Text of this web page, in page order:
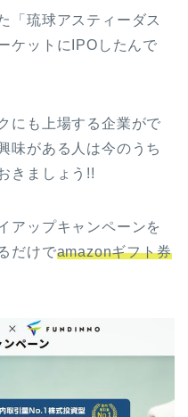
「琉球アスティーダス
ケットにIPOしたんで
にも上場する企業がで
味がある人は今のうち
きましょう!!
アップキャンペーンを
だけでamazonギフト券